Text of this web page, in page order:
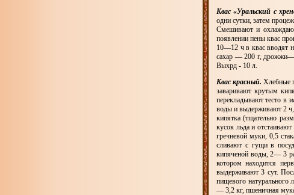
Квас «Уральский с
одни сутки, затем
Смешивают и
появлении пены квас
10—12 ч в квас вводят
сахар — 200 г,
Выхрд - 10 л.
Квас красный. Хлебные
заваривают крутым
перекладывают тесто в
воды и выдерживают 2
кипятка (тщательно
кусок льда и
гречневой муки, 0,5
сливают с гущи в
кипяченой воды, 2— 3
котором находится
выдерживают 3 сут.
пищевого
— 3,2 кг, пшеничная